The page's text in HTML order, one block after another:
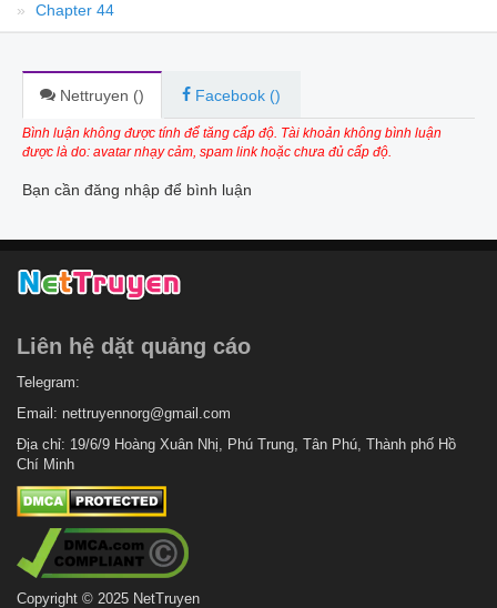
Chapter 44
Nettruyen () Facebook ()
Bình luận không được tính để tăng cấp độ. Tài khoản không bình luận
được là do: avatar nhạy cảm, spam link hoặc chưa đủ cấp độ.
Bạn cần đăng nhập để bình luận
Liên hệ dặt quảng cáo
Telegram:
Email: nettruyennorg@gmail.com
Địa chỉ: 19/6/9 Hoàng Xuân Nhị, Phú Trung, Tân Phú, Thành phố Hồ
Chí Minh
Copyright © 2025 NetTruyen